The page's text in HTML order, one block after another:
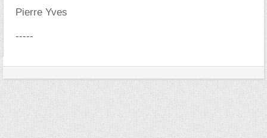
Pierre Yves
-----